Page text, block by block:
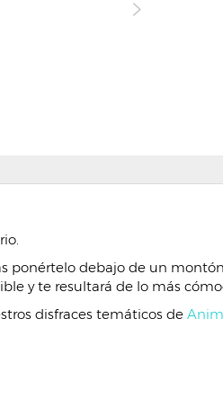
ponértelo debajo de un
y te resultará de lo más
disfraces temáticos de